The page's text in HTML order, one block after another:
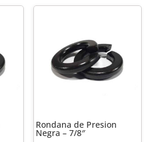
Rondana de Presion
Negra – 7/8″